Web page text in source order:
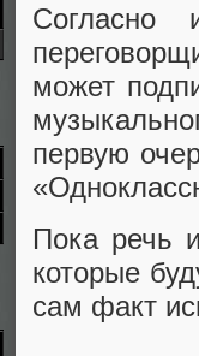
Согласно
может
первую
Пока речь
которые
сам факт